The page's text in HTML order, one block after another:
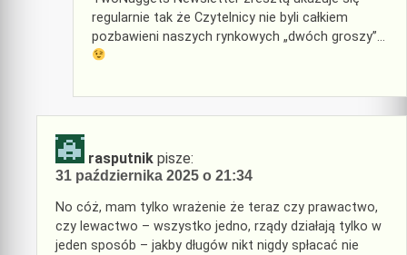
regularnie tak że Czytelnicy nie byli całkiem
pozbawieni naszych rynkowych „dwóch groszy”…
rasputnik pisze:
31 października 2025 o 21:34
No cóż, mam tylko wrażenie że teraz czy prawactwo,
czy lewactwo – wszystko jedno, rządy działają tylko w
jeden sposób – jakby długów nikt nigdy spłacać nie